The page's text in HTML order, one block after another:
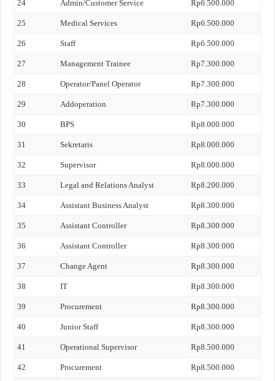
24 Admin/Customer Service Rp6.500.000
25 Medical Services Rp6.500.000
26 Staff Rp6.500.000
27 Management Trainee Rp7.300.000
28 Operator/Panel Operator Rp7.300.000
29 Addoperation Rp7.300.000
30 BPS Rp8.000.000
31 Sekretaris Rp8.000.000
32 Supervisor Rp8.000.000
33 Legal and Relations Analyst Rp8.200.000
34 Assistant Business Analyst Rp8.300.000
35 Assistant Controller Rp8.300.000
36 Assistant Controller Rp8.300.000
37 Change Agent Rp8.300.000
38 IT Rp8.300.000
39 Procurement Rp8.300.000
40 Junior Staff Rp8.300.000
41 Operational Supervisor Rp8.500.000
42 Procurement Rp8.500.000